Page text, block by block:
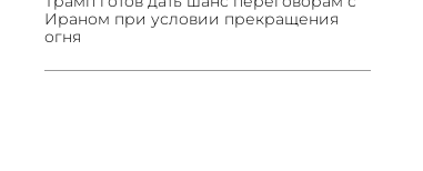
Ираном при условии прекращения
огня